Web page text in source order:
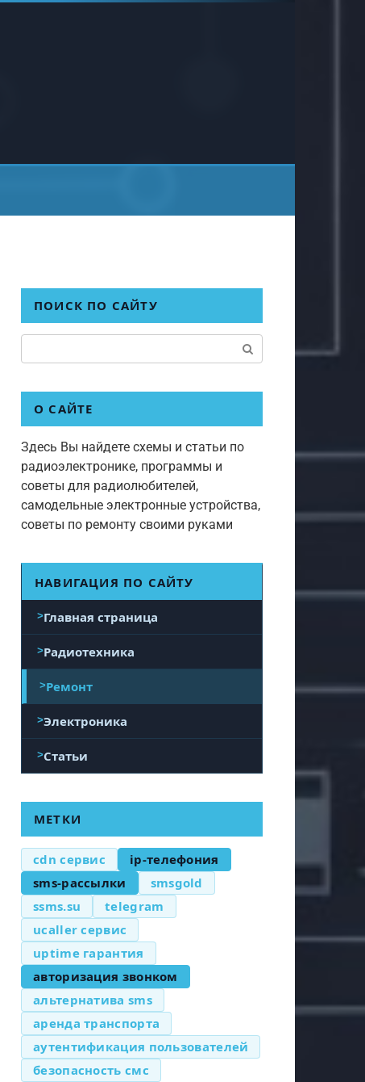
ПОИСК ПО САЙТУ
О САЙТЕ
Здесь Вы найдете схемы и статьи по
радиоэлектронике, программы и
советы для радиолюбителей,
самодельные электронные устройства,
советы по ремонту своими руками
НАВИГАЦИЯ ПО САЙТУ
Главная страница
Радиотехника
Ремонт
Электроника
Статьи
МЕТКИ
cdn сервис
ip-телефония
sms-рассылки
smsgold
ssms.su
telegram
ucaller сервис
uptime гарантия
авторизация звонком
альтернатива sms
аренда транспорта
аутентификация пользователей
безопасность смс